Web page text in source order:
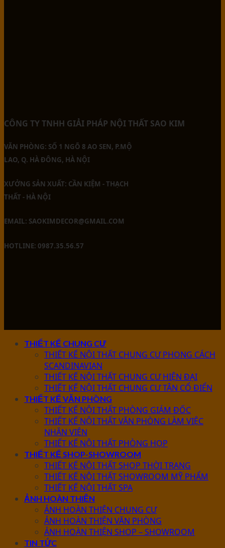
CÔNG TY TNHH GIẢI PHÁP NỘI THẤT SAO KIM
VĂN PHÒNG: SỐ 1 NGÕ 8 AO SEN, P.MỘ
LAO, Q. HÀ ĐÔNG, HÀ NỘI
XƯỞNG SẢN XUẤT: CẦN KIỆM - THẠCH
THẤT - HÀ NỘI
EMAIL: SAOKIMDECOR@GMAIL.COM
HOTLINE: 0987.35.56.57
THIẾT KẾ CHUNG CƯ
THIẾT KẾ NỘI THẤT CHUNG CƯ PHONG CÁCH
SCANDINAVIAN
THIẾT KẾ NỘI THẤT CHUNG CƯ HIỆN ĐẠI
THIẾT KẾ NỘI THẤT CHUNG CƯ TÂN CỔ ĐIỂN
THIẾT KẾ VĂN PHÒNG
THIẾT KẾ NỘI THẤT PHÒNG GIÁM ĐỐC
THIẾT KẾ NỘI THẤT VĂN PHÒNG LÀM VIỆC
NHÂN VIÊN
THIẾT KẾ NỘI THẤT PHÒNG HỌP
THIẾT KẾ SHOP-SHOWROOM
THIẾT KẾ NỘI THẤT SHOP THỜI TRANG
THIẾT KẾ NỘI THẤT SHOWROOM MỸ PHẨM
THIẾT KẾ NỘI THẤT SPA
ẢNH HOÀN THIỆN
ẢNH HOÀN THIỆN CHUNG CƯ
ẢNH HOÀN THIỆN VĂN PHÒNG
ẢNH HOÀN THIỆN SHOP – SHOWROOM
TIN TỨC